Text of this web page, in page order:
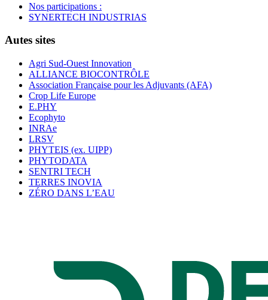
Nos participations :
SYNERTECH INDUSTRIAS
Autes sites
Agri Sud-Ouest Innovation
ALLIANCE BIOCONTRÔLE
Association Française pour les Adjuvants (AFA)
Crop Life Europe
E.PHY
Ecophyto
INRAe
LRSV
PHYTEIS (ex. UIPP)
PHYTODATA
SENTRI TECH
TERRES INOVIA
ZÉRO DANS L’EAU